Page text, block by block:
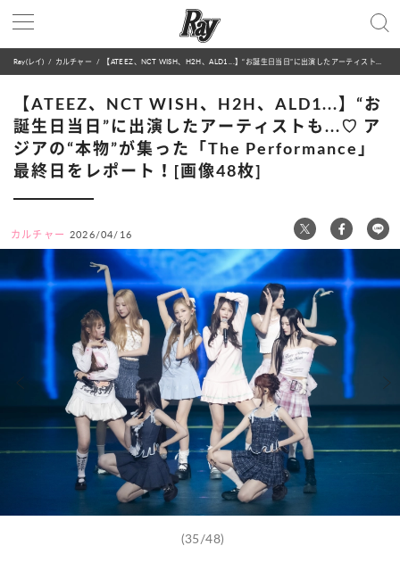
Ray(レイ) カルチャー 【ATEEZ、NCT WISH、H2H、ALD1...】“お誕生日当日”に出演したアーティストも...♡ アジアの“本物”が集った「The Performance」最終日をレポート！[画像48枚]
【ATEEZ、NCT WISH、H2H、ALD1...】“お
誕生日当日”に出演したアーティストも...♡ ア
ジアの“本物”が集った「The Performance」
最終日をレポート！[画像48枚]
カルチャー 2026/04/16
(35/48)